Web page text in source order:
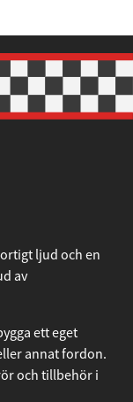
ljud och en
ett eget
annat fordon.